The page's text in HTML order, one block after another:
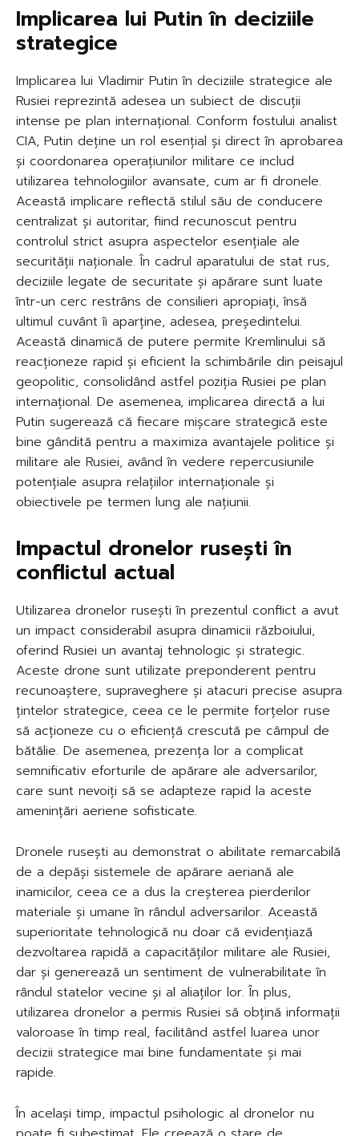
Implicarea lui Putin în deciziile
strategice
Implicarea lui Vladimir Putin în deciziile strategice ale
Rusiei reprezintă adesea un subiect de discuții
intense pe plan internațional. Conform fostului analist
CIA, Putin deține un rol esențial și direct în aprobarea
și coordonarea operațiunilor militare ce includ
utilizarea tehnologiilor avansate, cum ar fi dronele.
Această implicare reflectă stilul său de conducere
centralizat și autoritar, fiind recunoscut pentru
controlul strict asupra aspectelor esențiale ale
securității naționale. În cadrul aparatului de stat rus,
deciziile legate de securitate și apărare sunt luate
într-un cerc restrâns de consilieri apropiați, însă
ultimul cuvânt îi aparține, adesea, președintelui.
Această dinamică de putere permite Kremlinului să
reacționeze rapid și eficient la schimbările din peisajul
geopolitic, consolidând astfel poziția Rusiei pe plan
internațional. De asemenea, implicarea directă a lui
Putin sugerează că fiecare mișcare strategică este
bine gândită pentru a maximiza avantajele politice și
militare ale Rusiei, având în vedere repercusiunile
potențiale asupra relațiilor internaționale și
obiectivele pe termen lung ale națiunii.
Impactul dronelor rusești în
conflictul actual
Utilizarea dronelor rusești în prezentul conflict a avut
un impact considerabil asupra dinamicii războiului,
oferind Rusiei un avantaj tehnologic și strategic.
Aceste drone sunt utilizate preponderent pentru
recunoaștere, supraveghere și atacuri precise asupra
țintelor strategice, ceea ce le permite forțelor ruse
să acționeze cu o eficiență crescută pe câmpul de
bătălie. De asemenea, prezența lor a complicat
semnificativ eforturile de apărare ale adversarilor,
care sunt nevoiți să se adapteze rapid la aceste
amenințări aeriene sofisticate.
Dronele rusești au demonstrat o abilitate remarcabilă
de a depăși sistemele de apărare aeriană ale
inamicilor, ceea ce a dus la creșterea pierderilor
materiale și umane în rândul adversarilor. Această
superioritate tehnologică nu doar că evidențiază
dezvoltarea rapidă a capacităților militare ale Rusiei,
dar și generează un sentiment de vulnerabilitate în
rândul statelor vecine și al aliaților lor. În plus,
utilizarea dronelor a permis Rusiei să obțină informații
valoroase în timp real, facilitând astfel luarea unor
decizii strategice mai bine fundamentate și mai
rapide.
În același timp, impactul psihologic al dronelor nu